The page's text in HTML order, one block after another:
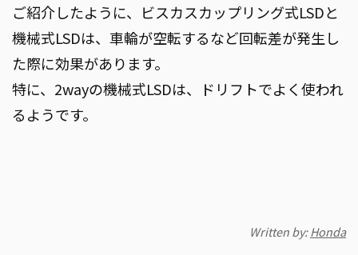
ご紹介したように、ビスカスカップリング式LSDと
機械式LSDは、車輪が空転するなど回転差が発生し
た際に効果があります。
特に、2wayの機械式LSDは、ドリフトでよく使われ
るようです。
Written by:Honda